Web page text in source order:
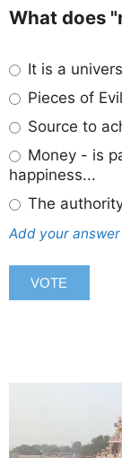
What does
It is a
Pieces of
Source to
Money - is
happiness...
The
Add your answer